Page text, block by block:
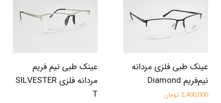
عینک طبی فلزی مردانه
نیم‌فریم Diamond
2,400,000 تومان
عینک طبی نیم فریم
مردانه فلزی SILVESTER
T